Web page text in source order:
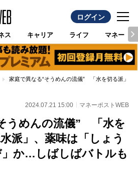
ログイン
ス キャリア ライフ マネー
家庭で異なる“そうめんの流儀” 「水を切る派」
2024.07.21 15:00 マネーポストWEB
うめんの流儀” 「水を
派」、薬味は「しょう
か…しばしばバトルも